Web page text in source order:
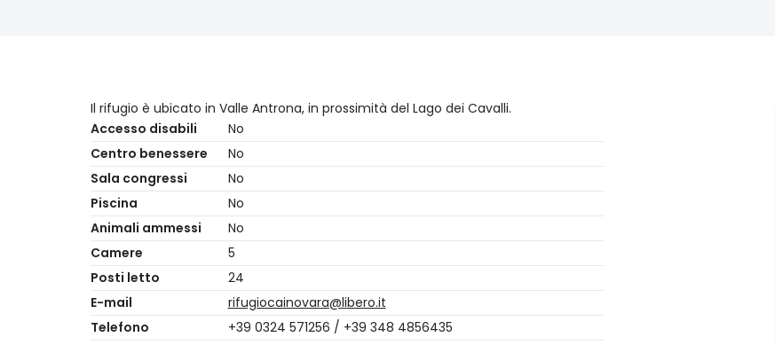
Il rifugio è ubicato in Valle Antrona, in prossimità del Lago dei Cavalli.
Accesso disabili
No
Centro benessere
No
Sala congressi
No
Piscina
No
Animali ammessi
No
Camere
5
Posti letto
24
E-mail
rifugiocainovara@libero.it
Telefono
+39 0324 571256 / +39 348 4856435